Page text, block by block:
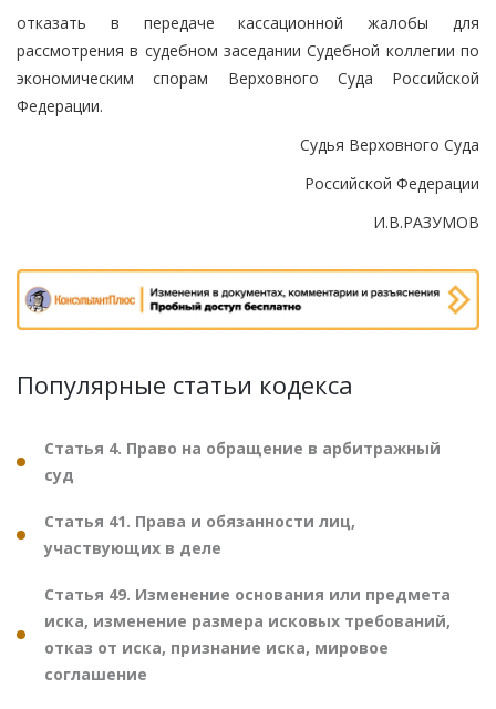
отказать в передаче кассационной жалобы для
рассмотрения в судебном заседании Судебной коллегии по
экономическим спорам Верховного Суда Российской
Федерации.
Судья Верховного Суда
Российской Федерации
И.В.РАЗУМОВ
Популярные статьи кодекса
Статья 4. Право на обращение в арбитражный
суд
Статья 41. Права и обязанности лиц,
участвующих в деле
Статья 49. Изменение основания или предмета
иска, изменение размера исковых требований,
отказ от иска, признание иска, мировое
соглашение